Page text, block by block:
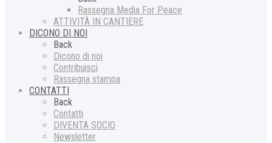
Rassegna Media For Peace
ATTIVITÀ IN CANTIERE
DICONO DI NOI
Back
Dicono di noi
Contribuisci
Rassegna stampa
CONTATTI
Back
Contatti
DIVENTA SOCIO
Newsletter